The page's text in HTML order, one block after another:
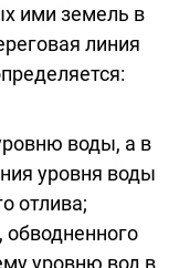
ими земель в
линия
воды, а в
уровня воды
отлива;
обводненного
уровню вод в